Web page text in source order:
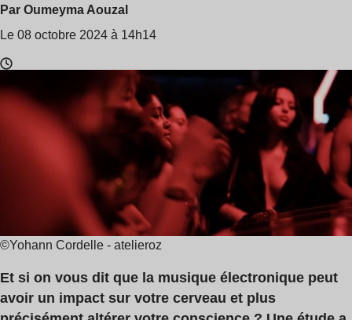
Par Oumeyma Aouzal
Le 08 octobre 2024 à 14h14
de
lecture
©Yohann Cordelle - atelieroz
Et si on vous dit que la musique électronique peut
avoir un impact sur votre cerveau et plus